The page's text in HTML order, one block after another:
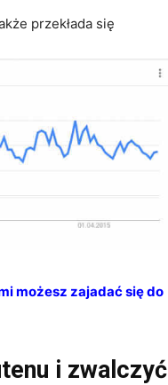
przekłada się
możesz zajadać się do
i zwalczyć